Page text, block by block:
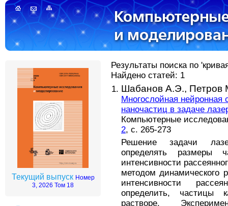
Текущий выпуск Номер
3, 2026 Том 18
Результаты поиска по
Найдено статей: 1
Шабанов А.Э.,
Многослойная нейронная
наночастиц в задаче
Компьютерные
2, с. 265-273
Решение задачи
определять размеры
интенсивности
методом динамического
интенсивности
определить, частицы
растворе.